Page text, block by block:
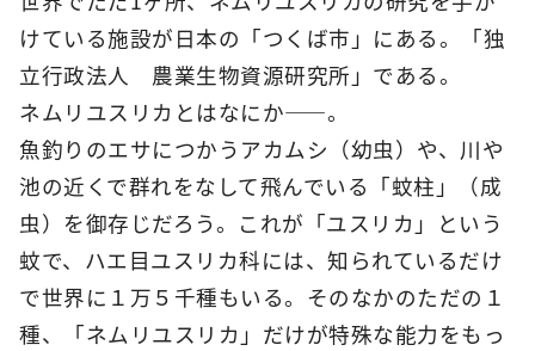
けている施設が日本の「つくば市」にある。「独
立行政法人 農業生物資源研究所」である。
ネムリユスリカとはなにか――。
魚釣りのエサにつかうアカムシ（幼虫）や、川や
池の近くで群れをなして飛んでいる「蚊柱」（成
虫）を御存じだろう。これが「ユスリカ」という
蚊で、ハエ目ユスリカ科には、知られているだけ
で世界に１万５千種もいる。そのなかのただの１
種、「ネムリユスリカ」だけが特殊な能力をもっ